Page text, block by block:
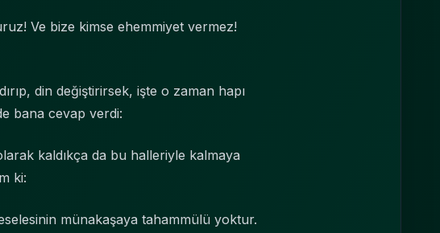
Ve bize kimse ehemmiyet vermez!
din değiştirirsek, işte o zaman hapı
bana cevap verdi:
kaldıkça da bu halleriyle kalmaya
ki:
münakaşaya tahammülü yoktur.